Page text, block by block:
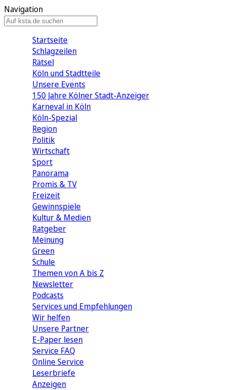
Navigation
Startseite
Schlagzeilen
Rätsel
Köln und Stadtteile
Unsere Events
150 Jahre Kölner Stadt-Anzeiger
Karneval in Köln
Köln-Spezial
Region
Politik
Wirtschaft
Sport
Panorama
Promis & TV
Freizeit
Gewinnspiele
Kultur & Medien
Ratgeber
Meinung
Green
Schule
Themen von A bis Z
Newsletter
Podcasts
Services und Empfehlungen
Wir helfen
Unsere Partner
E-Paper lesen
Service FAQ
Online Service
Leserbriefe
Anzeigen